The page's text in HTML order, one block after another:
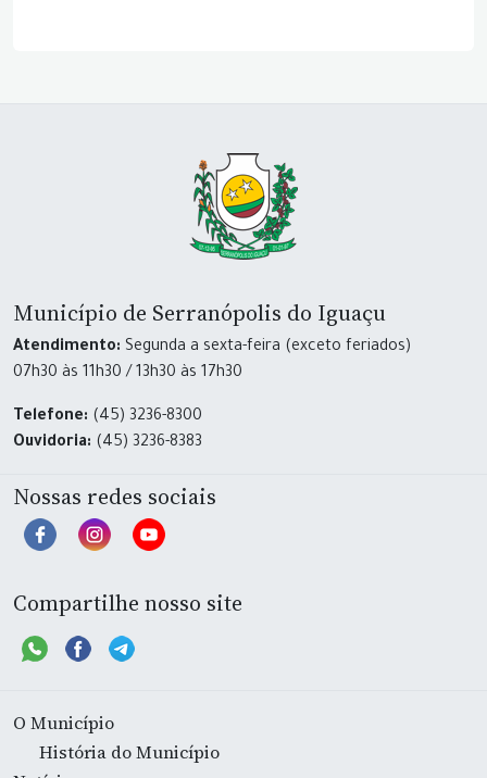
Município de Serranópolis do Iguaçu
Atendimento: Segunda a sexta-feira (exceto feriados)
07h30 às 11h30 / 13h30 às 17h30
Telefone: (45) 3236-8300
Ouvidoria: (45) 3236-8383
Nossas redes sociais
Compartilhe nosso site
O Município
História do Município